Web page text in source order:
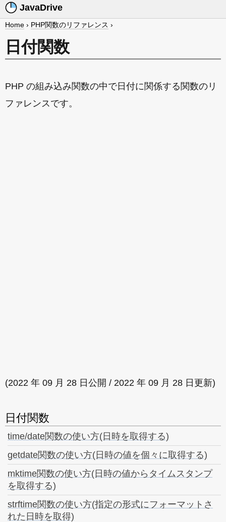
JavaDrive
Home › PHP関数のリファレンス ›
日付関数
PHP の組み込み関数の中で日付に関係する関数のリ
ファレンスです。
(2022 年 09 月 28 日公開 / 2022 年 09 月 28 日更新)
日付関数
time/date関数の使い方(日時を取得する)
getdate関数の使い方(日時の値を個々に取得する)
mktime関数の使い方(日時の値からタイムスタンプ
を取得する)
strftime関数の使い方(指定の形式にフォーマットさ
れた日時を取得)